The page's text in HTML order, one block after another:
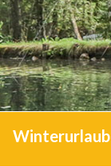
Winterurlaub